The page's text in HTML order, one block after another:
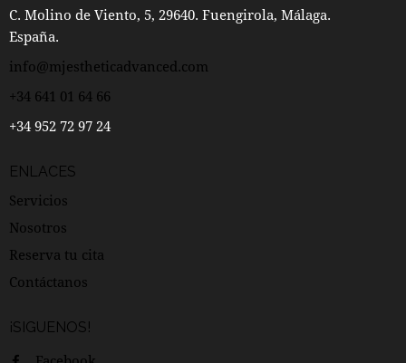
C. Molino de Viento, 5, 29640. Fuengirola, Málaga.
España.
info@mjestheticadvanced.com
+34 641 01 64 66
+34 952 72 97 24
ENLACES
Servicios
Nosotros
Reserva tu cita
Contáctanos
¡SIGUENOS!